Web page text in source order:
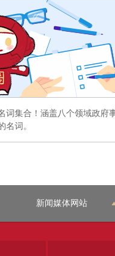
集合！涵盖八个领域政府
名词。
新闻媒体网站